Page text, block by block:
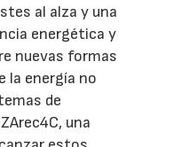
al alza y una
energética y
nuevas formas
la energía no
de
una